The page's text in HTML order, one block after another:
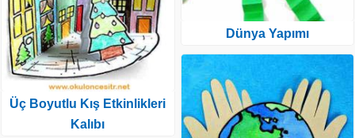
Üç Boyutlu Kış Etkinlikleri
Kalıbı
Dünya Yapımı